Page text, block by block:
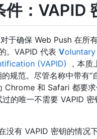
件：VAPID
于确保 Web Push 在所
。VAPID 代表 Voluntary
(VAPID)
，本质
规范。尽管名称中带有“
Chrome 和 Safari 都要
的唯一不需要 VAPID 密
没有 VAPID 密钥的情况